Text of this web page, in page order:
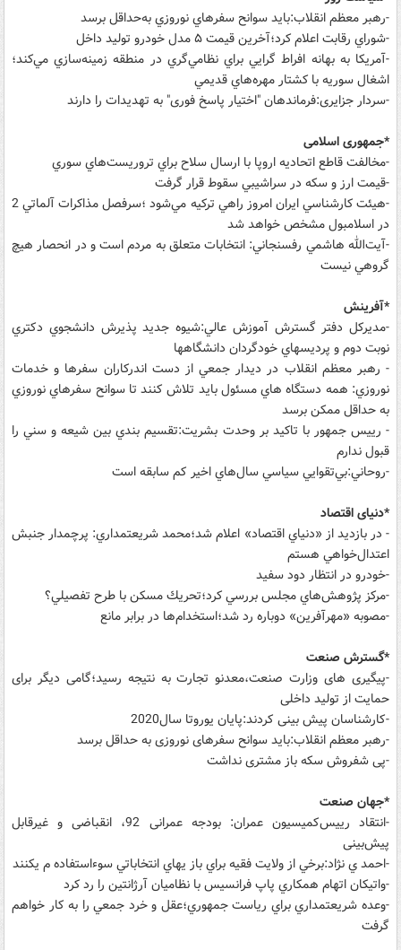
-رهبر معظم انقلاب:بايد سوانح سفرهاي نوروزي به‌حداقل برسد
-شوراي رقابت اعلام كرد؛آخرين قیمت‌ ۵ مدل خودرو توليد داخل
-آمريكا به بهانه افراط گرايي براي نظامي‌گري در منطقه زمينه‌سازي مي‌كند؛
اشغال سوريه با كشتار مهره‌هاي قديمي
-سردار جزایری:فرماندهان "اختیار پاسخ فوری" به تهدیدات را دارند
*جمهوری اسلامی
-مخالفت قاطع اتحاديه اروپا با ارسال سلاح براي تروريست‌هاي سوري
-قيمت ارز و سكه در سراشيبي سقوط قرار گرفت
-هيئت كارشناسي ايران امروز راهي تركيه مي‌شود ؛سرفصل مذاكرات آلماتي 2
در اسلامبول مشخص خواهد شد
-آيت‌الله هاشمي رفسنجاني: انتخابات متعلق به مردم است و در انحصار هيچ
گروهي نيست
*آفرینش
-مديرکل دفتر گسترش آموزش عالي:شيوه جديد پذيرش دانشجوي دکتري
نوبت دوم و پرديسهاي خودگردان دانشگاهها
- رهبر معظم انقلاب در ديدار جمعي از دست اندرکاران سفرها و خدمات
نوروزي: همه دستگاه هاي مسئول بايد تلاش کنند تا سوانح سفرهاي نوروزي
به حداقل ممکن برسد
- رييس جمهور با تاكيد بر وحدت بشريت:تقسيم بندي بين شيعه و سني را
قبول ندارم
-روحاني:بي‌تقوايي سياسي سال‌هاي اخير کم سابقه است
*دنیای اقتصاد
- در بازديد از «دنياي اقتصاد» اعلام شد؛محمد شريعتمداري: پرچمدار جنبش
اعتدال‌خواهي هستم
-خودرو در انتظار دود سفيد
-مركز پژوهش‌هاي مجلس بررسي كرد؛تحريك مسكن با طرح تفصيلي؟
-مصوبه «مهرآفرين» دوباره رد شد؛استخدام‌ها در برابر مانع
*گسترش صنعت
-پیگیری های وزارت صنعت،معدنو تجارت به نتیجه رسید؛گامی دیگر برای
حمایت از تولید داخلی
-کارشناسان پیش بینی کردند:پایان یوروتا سال2020
-رهبر معظم انقلاب:باید سوانح سفرهای نوروزی به حداقل برسد
-پی شفروش سکه باز مشتری نداشت
*جهان صنعت
-انتقاد رییس‌کمیسیون عمران: بودجه عمرانی 92، انقباضی و غیرقابل
پیش‌بینی
-احمد ي نژاد:برخي از ولايت فقيه براي باز يهاي انتخاباتي سوءاستفاده م يكنند
-واتيكان اتهام همكاري پاپ فرانسيس با نظاميان آرژانتين را رد كرد
-وعده شريعتمداري براي رياست جمهوري؛عقل و خرد جمعي را به کار خواهم
گرفت